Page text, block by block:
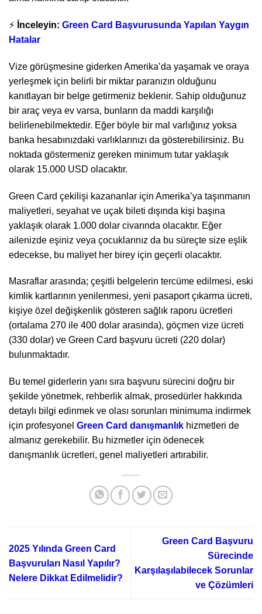
⚡ İnceleyin: Green Card Başvurusunda Yapılan Yaygın
Hatalar
Vize görüşmesine giderken Amerika’da yaşamak ve oraya
yerleşmek için belirli bir miktar paranızın olduğunu
kanıtlayan bir belge getirmeniz beklenir. Sahip olduğunuz
bir araç veya ev varsa, bunların da maddi karşılığı
belirlenebilmektedir. Eğer böyle bir mal varlığınız yoksa
banka hesabınızdaki varlıklarınızı da gösterebilirsiniz. Bu
noktada göstermeniz gereken minimum tutar yaklaşık
olarak 15.000 USD olacaktır.
Green Card çekilişi kazananlar için Amerika’ya taşınmanın
maliyetleri, seyahat ve uçak bileti dışında kişi başına
yaklaşık olarak 1.000 dolar civarında olacaktır. Eğer
ailenizde eşiniz veya çocuklarınız da bu süreçte size eşlik
edecekse, bu maliyet her birey için geçerli olacaktır.
Masraflar arasında; çeşitli belgelerin tercüme edilmesi, eski
kimlik kartlarının yenilenmesi, yeni pasaport çıkarma ücreti,
kişiye özel değişkenlik gösteren sağlık raporu ücretleri
(ortalama 270 ile 400 dolar arasında), göçmen vize ücreti
(330 dolar) ve Green Card başvuru ücreti (220 dolar)
bulunmaktadır.
Bu temel giderlerin yanı sıra başvuru sürecini doğru bir
şekilde yönetmek, rehberlik almak, prosedürler hakkında
detaylı bilgi edinmek ve olası sorunları minimuma indirmek
için profesyonel Green Card danışmanlık hizmetleri de
almanız gerekebilir. Bu hizmetler için ödenecek
danışmanlık ücretleri, genel maliyetleri artırabilir.
2025 Yılında Green Card
Başvuruları Nasıl Yapılır?
Nelere Dikkat Edilmelidir?
Green Card Başvuru
Sürecinde
Karşılaşılabilecek Sorunlar
ve Çözümleri